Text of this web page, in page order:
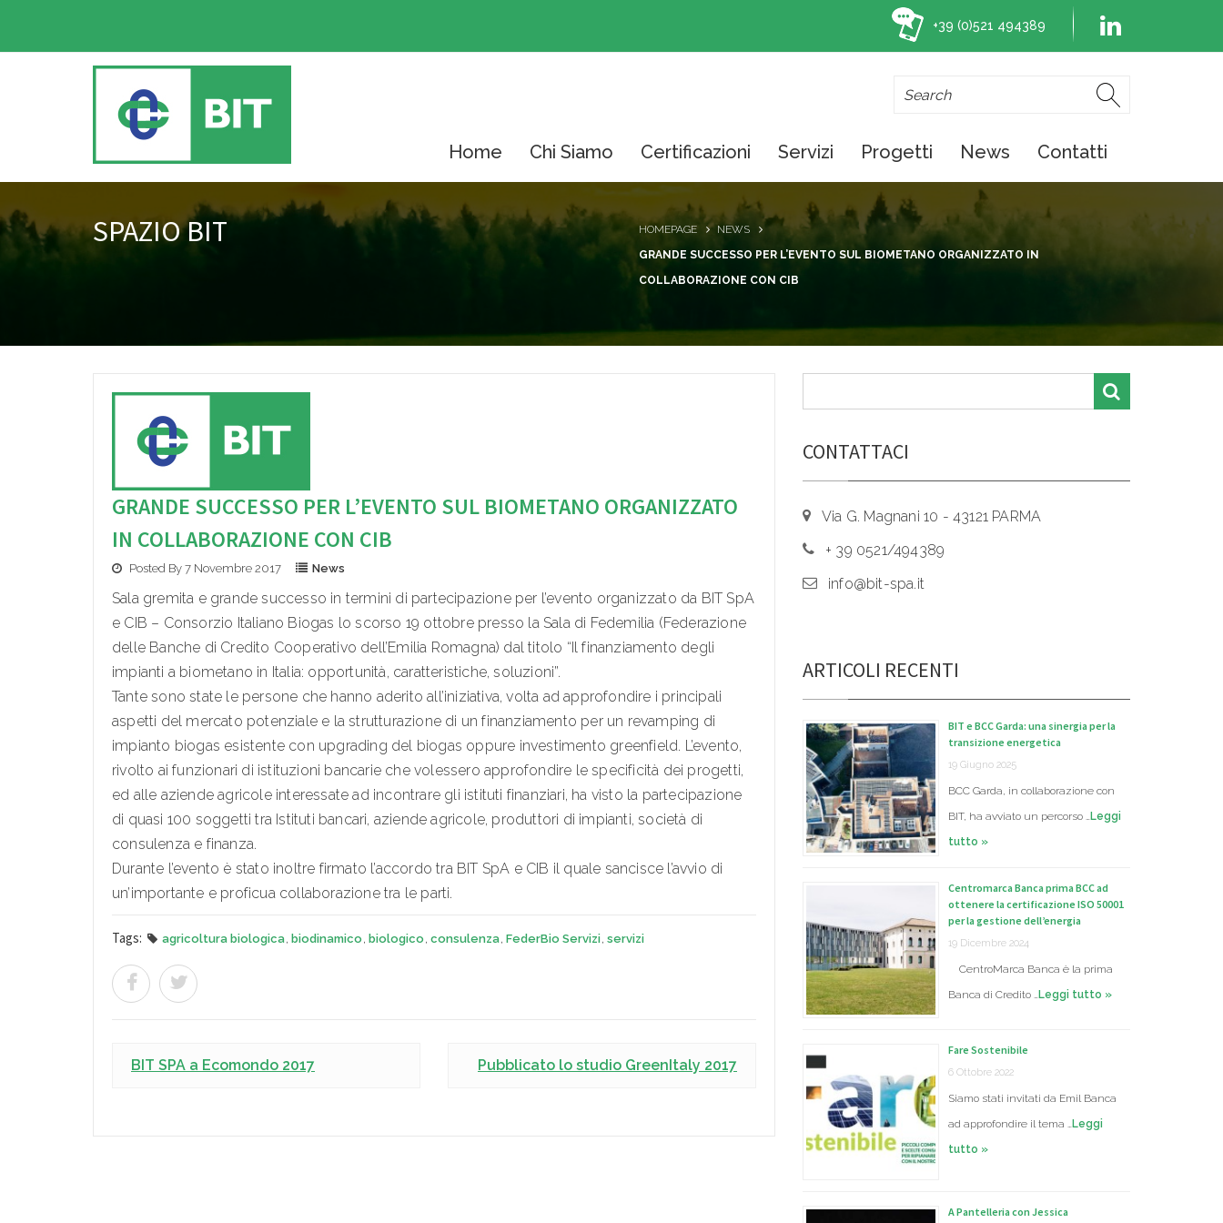
+39 (0)521 494389
Home Chi Siamo Certificazioni Servizi Progetti News Contatti
SPAZIO BIT HOMEPAGE
NEWS
GRANDE SUCCESSO PER L’EVENTO SUL BIOMETANO ORGANIZZATO IN
COLLABORAZIONE CON CIB
GRANDE SUCCESSO PER L’EVENTO SUL BIOMETANO ORGANIZZATO
IN COLLABORAZIONE CON CIB
Posted By 7 Novembre 2017 News
Sala gremita e grande successo in termini di partecipazione per l’evento organizzato da BIT SpA
e CIB – Consorzio Italiano Biogas lo scorso 19 ottobre presso la Sala di Fedemilia (Federazione
delle Banche di Credito Cooperativo dell’Emilia Romagna) dal titolo “Il finanziamento degli
impianti a biometano in Italia: opportunità, caratteristiche, soluzioni”.
Tante sono state le persone che hanno aderito all’iniziativa, volta ad approfondire i principali
aspetti del mercato potenziale e la strutturazione di un finanziamento per un revamping di
impianto biogas esistente con upgrading del biogas oppure investimento greenfield. L’evento,
rivolto ai funzionari di istituzioni bancarie che volessero approfondire le specificità dei progetti,
ed alle aziende agricole interessate ad incontrare gli istituti finanziari, ha visto la partecipazione
di quasi 100 soggetti tra Istituti bancari, aziende agricole, produttori di impianti, società di
consulenza e finanza.
Durante l’evento è stato inoltre firmato l’accordo tra BIT SpA e CIB il quale sancisce l’avvio di
un’importante e proficua collaborazione tra le parti.
Tags: agricoltura biologica, biodinamico, biologico, consulenza, FederBio Servizi, servizi
BIT SPA a Ecomondo 2017 Pubblicato lo studio GreenItaly 2017
CONTATTACI
Via G. Magnani 10 - 43121 PARMA
+ 39 0521/494389
info@bit-spa.it
ARTICOLI RECENTI
BIT e BCC Garda: una sinergia per la
transizione energetica
19 Giugno 2025
BCC Garda, in collaborazione con
BIT, ha avviato un percorso …Leggi
tutto »
Centromarca Banca prima BCC ad
ottenere la certificazione ISO 50001
per la gestione dell’energia
19 Dicembre 2024
CentroMarca Banca è la prima
Banca di Credito …Leggi tutto »
Fare Sostenibile
6 Ottobre 2022
Siamo stati invitati da Emil Banca
ad approfondire il tema …Leggi
tutto »
A Pantelleria con Jessica